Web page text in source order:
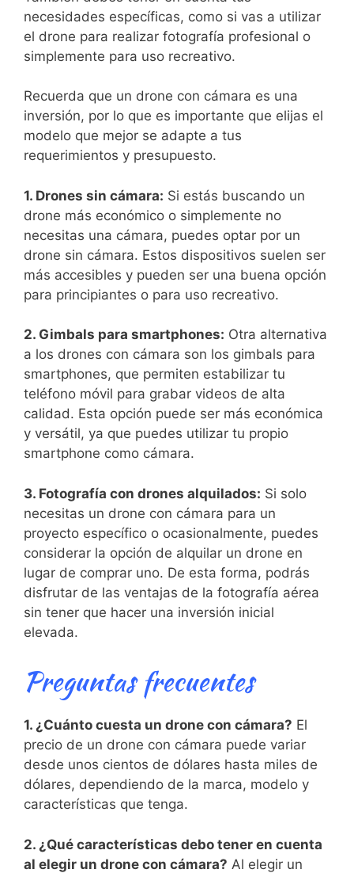
necesidades específicas, como si ‍vas a utilizar
el drone ‌para realizar fotografía profesional‍ o
simplemente para uso recreativo.⁣
Recuerda‍ que un drone con cámara es una
inversión, por lo que es importante que elijas el
modelo que⁢ mejor se adapte a tus‍
requerimientos y presupuesto.
1. Drones sin cámara: Si ‍estás buscando ⁢un
⁤drone más económico o simplemente no
necesitas una cámara, puedes optar por un
drone sin cámara. Estos dispositivos suelen ser
más⁣ accesibles y pueden ser una buena opción
para principiantes o para uso recreativo.
2. Gimbals para smartphones: ‍Otra alternativa​
a los drones con cámara son los gimbals para
smartphones, que permiten‍ estabilizar tu
teléfono móvil para grabar videos de alta
calidad. Esta opción puede ser más económica
y versátil, ya que puedes utilizar tu propio
smartphone como cámara.
3. Fotografía con drones alquilados: ‌Si solo
necesitas un drone con cámara⁢ para un
proyecto específico o ocasionalmente, puedes
considerar la opción de alquilar un drone en
lugar de comprar uno. De esta forma, podrás
⁤disfrutar ⁤de las ventajas de la fotografía aérea
sin tener que hacer‍ una inversión inicial
elevada.
Preguntas​ frecuentes
1. ¿Cuánto cuesta ⁣un​ drone con cámara? El
precio de un drone con cámara puede variar
desde unos cientos de dólares hasta​ miles de
dólares, dependiendo de ⁤la marca, modelo y
características que tenga.
2. ¿Qué características debo tener en cuenta
al elegir un drone con cámara? Al elegir ⁣un⁣